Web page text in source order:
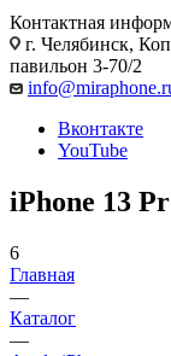
Контактная
г. Челябинск,
павильон 3-70/2
Вконтакте
YouTube
iPhone 13
6
Главная
—
Каталог
—